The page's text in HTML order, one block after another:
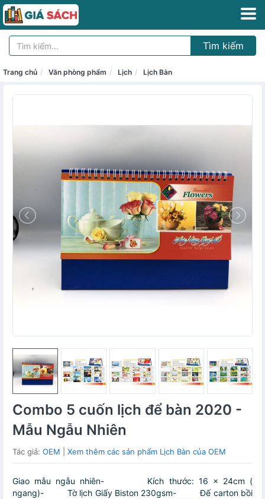
Tìm kiếm
Trang chủ Văn phòng phẩm Lịch Lịch Bàn
Combo 5 cuốn lịch để bàn 2020 -
Mẫu Ngẫu Nhiên
Tác giả: OEM Xem thêm các sản phẩm Lịch Bàn của OEM
Giao mẫu ngẫu nhiên- Kích thước: 16 x 24cm (
ngang)- Tờ lịch Giấy Biston 230gsm- Đế carton bồi